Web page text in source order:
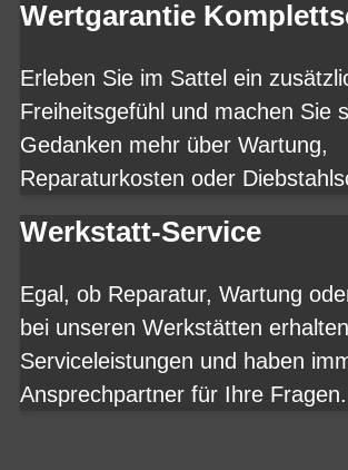
Wertgarantie
Erleben Sie im Sattel ein
Freiheitsgefühl und machen Sie
Gedanken mehr über Wartung,
Reparaturkosten oder
Werkstatt-Service
Egal, ob Reparatur, Wartung
bei unseren Werkstätten
Serviceleistungen und haben
Ansprechpartner für Ihre Fragen.